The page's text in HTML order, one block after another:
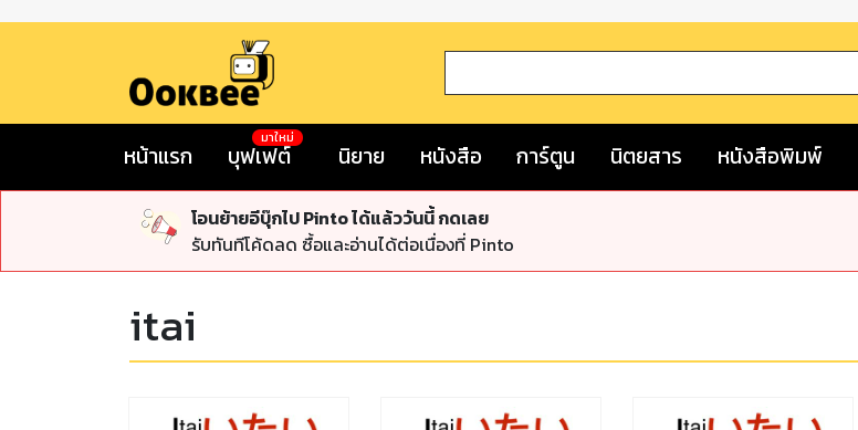
หน้าแรก บุฟเฟต์
มาใหม่
นิยาย หนังสือ การ์ตูน นิตยสาร หนังสือพิมพ์
โอนย้ายอีบุ๊กไป Pinto ได้แล้ววันนี้ กดเลย
รับทันทีโค้ดลด ซื้อและอ่านได้ต่อเนื่องที่ Pinto
itai